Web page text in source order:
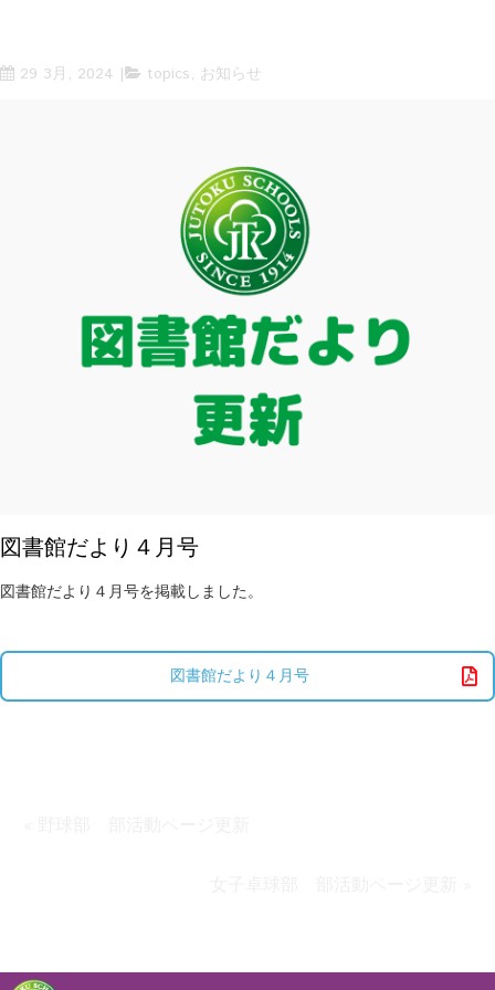
29 3月, 2024 topics, お知らせ
図書館だより４月号
図書館だより４月号を掲載しました。
図書館だより４月号